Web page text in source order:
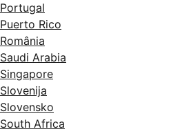
Portugal
Puerto Rico
România
Saudi Arabia
Singapore
Slovenija
Slovensko
South Africa